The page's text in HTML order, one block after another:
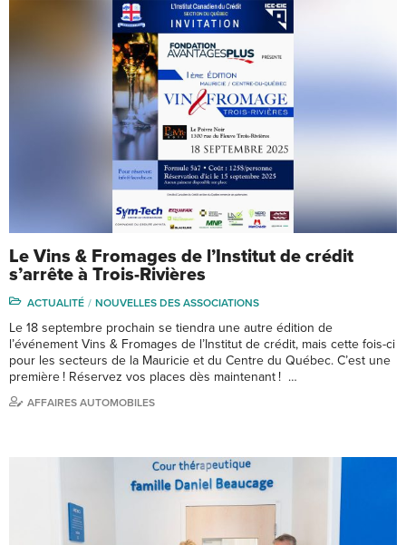
Le Vins & Fromages de l’Institut de crédit
s’arrête à Trois-Rivières
ACTUALITÉ NOUVELLES DES ASSOCIATIONS
Le 18 septembre prochain se tiendra une autre édition de
l’événement Vins & Fromages de l’Institut de crédit, mais cette fois-ci
pour les secteurs de la Mauricie et du Centre du Québec. C’est une
première ! Réservez vos places dès maintenant ! …
AFFAIRES AUTOMOBILES